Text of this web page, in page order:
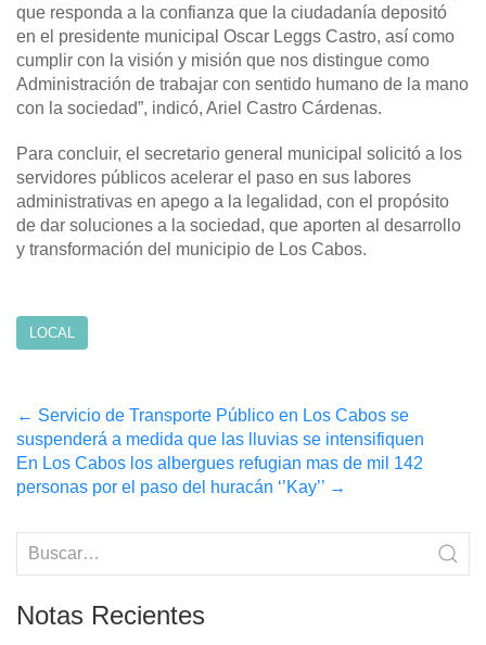
que responda a la confianza que la ciudadanía depositó
en el presidente municipal Oscar Leggs Castro, así como
cumplir con la visión y misión que nos distingue como
Administración de trabajar con sentido humano de la mano
con la sociedad”, indicó, Ariel Castro Cárdenas.
Para concluir, el secretario general municipal solicitó a los
servidores públicos acelerar el paso en sus labores
administrativas en apego a la legalidad, con el propósito
de dar soluciones a la sociedad, que aporten al desarrollo
y transformación del municipio de Los Cabos.
LOCAL
Post
navigation
← Servicio de Transporte Público en Los Cabos se
suspenderá a medida que las lluvias se intensifiquen
En Los Cabos los albergues refugian mas de mil 142
personas por el paso del huracán ‘’Kay’’ →
Notas Recientes